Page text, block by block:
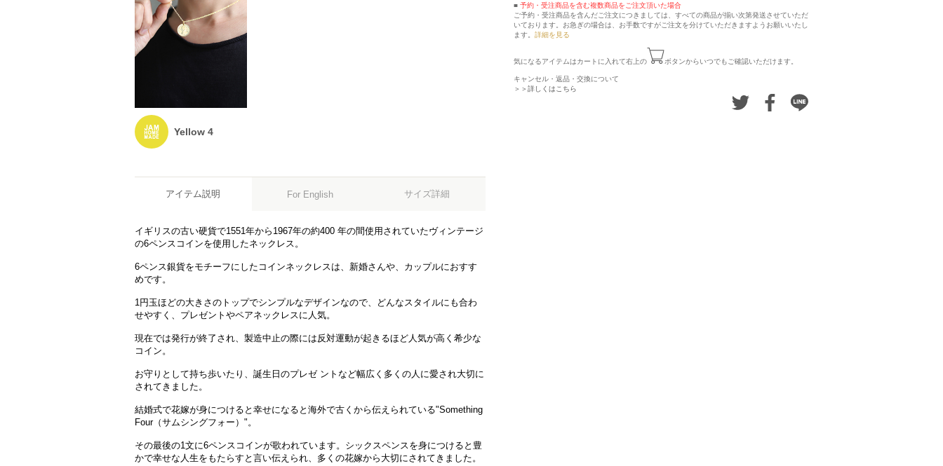
Yellow 4
アイテム説明 For English サイズ詳細
イギリスの古い硬貨で1551年から1967年の約400 年の間使用されていたヴィンテージ
の6ペンスコインを使用したネックレス。
6ペンス銀貨をモチーフにしたコインネックレスは、新婚さんや、カップルにおすす
めです。
1円玉ほどの大きさのトップでシンプルなデザインなので、どんなスタイルにも合わ
せやすく、プレゼントやペアネックレスに人気。
現在では発行が終了され、製造中止の際には反対運動が起きるほど人気が高く希少な
コイン。
お守りとして持ち歩いたり、誕生日のプレゼ ントなど幅広く多くの人に愛され大切に
されてきました。
結婚式で花嫁が身につけると幸せになると海外で古くから伝えられている"Something
Four（サムシングフォー）"。
その最後の1文に6ペンスコインが歌われています。シックスペンスを身につけると豊
かで幸せな人生をもたらすと言い伝えられ、多くの花嫁から大切にされてきました。
■ 予約・受注商品を含む複数商品をご注文頂いた場合
ご予約・受注商品を含んだご注文につきましては、すべての商品が揃い次第発送させていただ
いております。お急ぎの場合は、お手数ですがご注文を分けていただきますようお願いいたし
ます。 詳細を見る
気になるアイテムはカートに入れて右上の ボタンからいつでもご確認いただけます。
キャンセル・返品・交換について
＞＞詳しくはこちら